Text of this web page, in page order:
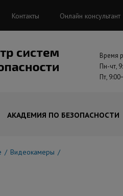
Контакты Онлайн консультант
Время
Пн-чт,
Пт,
АКАДЕМИЯ ПО БЕЗОПАСНОСТИ
Видеокамеры